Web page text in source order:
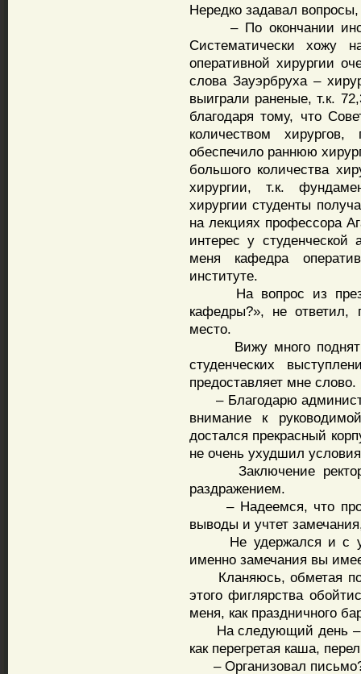
Нередко задавал
– По окончании
Систематически хожу
оперативной хирургии
слова Зауэрбруха –
выиграли раненые, т.к.
благодаря тому, что
количеством
обеспечило раннюю
большого количества
хирургии, т.к.
хирургии студенты
на лекциях профессора
интерес у
меня кафедра
институте.
На вопрос из
кафедры?», не ответил,
место.
Вижу много поднятых
студенческих
предоставляет мне слово.
– Благодарю
внимание к
достался прекрасный
не очень ухудшил
Заключение
раздражением.
– Надеемся, что
выводы и учтет
Не удержался и с
именно замечания вы
Кланяюсь, обметая
этого фиглярства
меня, как праздничного
На следующий день –
как перегретая каша,
– Организовал